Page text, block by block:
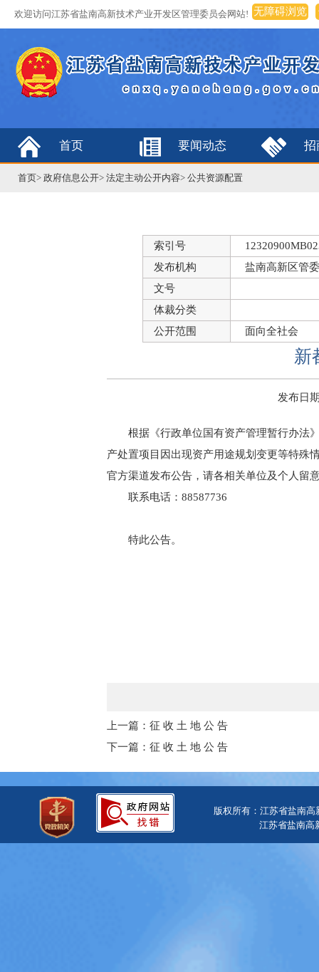
欢迎访问江苏省盐南高新技术产业开发区管理委员会网站! 无障碍浏览
首页 要闻动态 招
首页> 政府信息公开> 法定主动公开内容> 公共资源配置
索引号
发布机构
盐南高新区管
文号
体裁分类
公开范围
面向全社会
新
发布日
根据《行政单位国有资产管理暂行办法
产处置项目因出现资产用途规划变更等特殊
官方渠道发布公告，请各相关单位及个人留
联系电话：88587736
特此公告。
上一篇：征 收 土 地 公 告
下一篇：征 收 土 地 公 告
版权所有：江苏省盐南
江苏省盐南